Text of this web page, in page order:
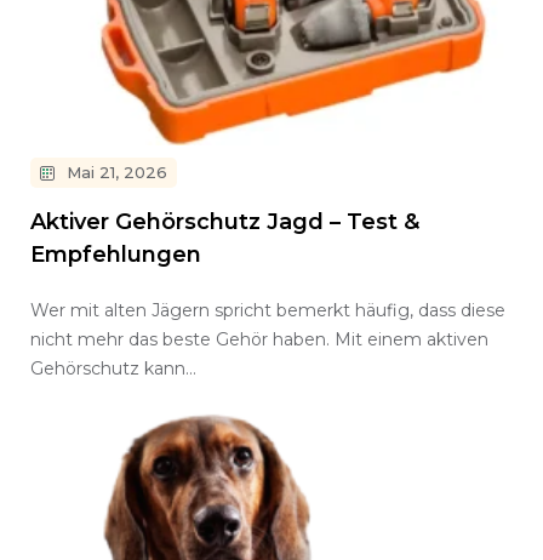
Mai 21, 2026
Aktiver Gehörschutz Jagd – Test &
Empfehlungen
Wer mit alten Jägern spricht bemerkt häufig, dass diese
nicht mehr das beste Gehör haben. Mit einem aktiven
Gehörschutz kann…